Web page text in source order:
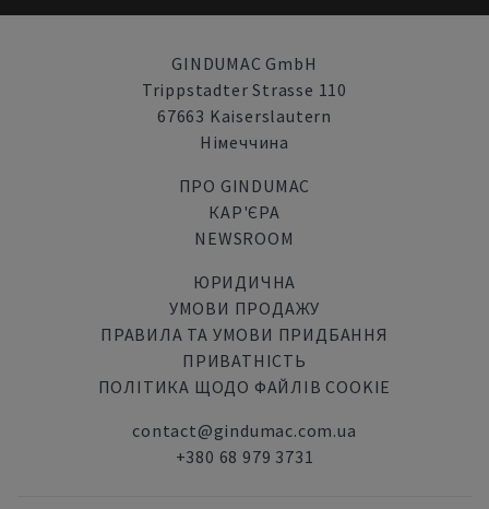
GINDUMAC GmbH
Trippstadter Strasse 110
67663 Kaiserslautern
Німеччина
ПРО GINDUMAC
КАР'ЄРА
NEWSROOM
ЮРИДИЧНА
УМОВИ ПРОДАЖУ
ПРАВИЛА ТА УМОВИ ПРИДБАННЯ
ПРИВАТНІСТЬ
ПОЛІТИКА ЩОДО ФАЙЛІВ COOKIE
contact@gindumac.com.ua
+380 68 979 3731